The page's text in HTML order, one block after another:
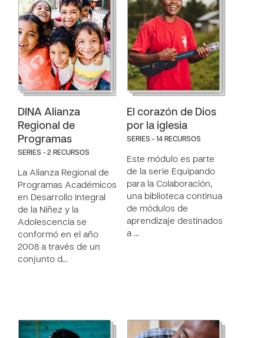
DINA Alianza
Regional de
Programas
SERIES - 2 RECURSOS
La Alianza Regional de
Programas Académicos
en Desarrollo Integral
de la Niñez y la
Adolescencia se
conformó en el año
2008 a través de un
conjunto d…
El corazón de Dios
por la iglesia
SERIES - 14 RECURSOS
Este módulo es parte
de la serie Equipando
para la Colaboración,
una biblioteca continua
de módulos de
aprendizaje destinados
a …